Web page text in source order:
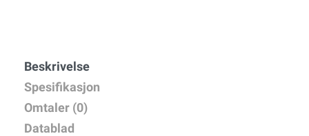
Beskrivelse
Spesifikasjon
Omtaler (0)
Datablad